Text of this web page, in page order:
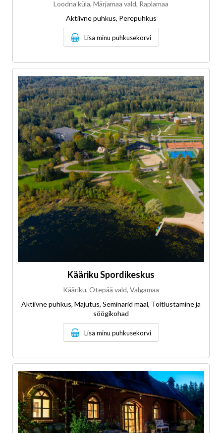
Loodna küla, Märjamaa vald, Raplamaa
Aktiivne puhkus, Perepuhkus
Lisa minu puhkusekorvi
Kääriku Spordikeskus
Kääriku, Otepää vald, Valgamaa
Aktiivne puhkus, Majutus, Seminarid maal, Toitlustamine ja
söögikohad
Lisa minu puhkusekorvi